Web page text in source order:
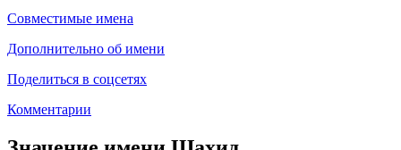
Совместимые имена
Дополнительно об имени
Поделиться в соцсетях
Комментарии